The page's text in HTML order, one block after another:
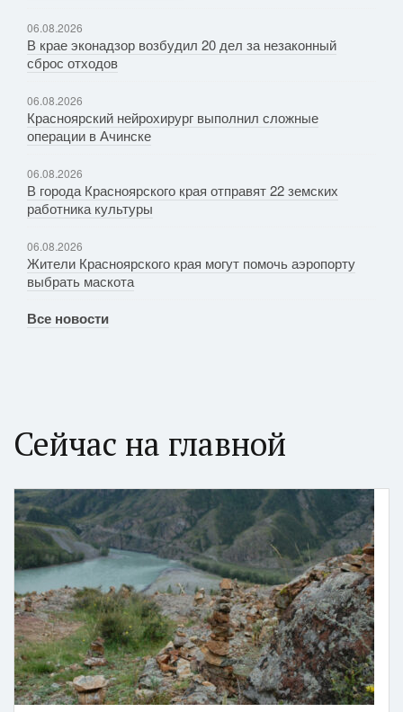
06.08.2026
В крае эконадзор возбудил 20 дел за незаконный
сброс отходов
06.08.2026
Красноярский нейрохирург выполнил сложные
операции в Ачинске
06.08.2026
В города Красноярского края отправят 22 земских
работника культуры
06.08.2026
Жители Красноярского края могут помочь аэропорту
выбрать маскота
Все новости
Сейчас на главной